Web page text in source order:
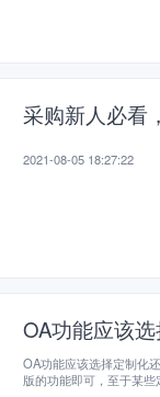
采购新人必看
2021-08-05 18:27:22
OA功能应该
OA功能应该选择定制化
版的功能即可，至于某些